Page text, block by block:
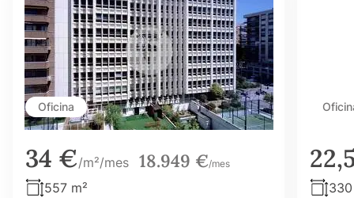
Oficina
34 €/m²/mes 18.949 €/mes
557 m²